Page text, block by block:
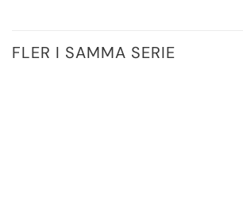
FLER I SAMMA SERIE